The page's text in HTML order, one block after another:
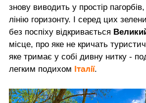
знову виводить у простір
лінію горизонту. І серед цих
без поспіху відкривається
місце, про яке не кричать
яке тримає у собі дивну нитку -
легким подихом Італії.